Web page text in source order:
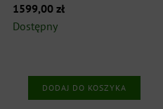
Pierwotna
cena
1599,00 złAktualna
Dostępny
DODAJ DO KOSZYKA